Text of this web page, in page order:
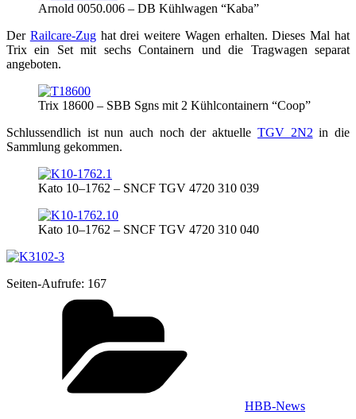
Arnold 0050.006 – DB Kühl­wa­gen “Kaba”
Der Rail­ca­re-Zughat drei wei­te­re Wagen erhal­ten. Die­ses Mal hat
Trix ein Set mit sechs Con­tai­nern und die Trag­wa­gen sepa­rat
angeboten.
Trix 18600 – SBB Sgns mit 2 Kühl­con­tai­nern “Coop”
Schluss­end­lich ist nun auch noch der aktu­el­le TGV 2N2 in die
Samm­lung gekommen.
Kato 10–1762 – SNCF TGV 4720 310 039
Kato 10–1762 – SNCF TGV 4720 310 040
Sei­ten-Auf­ru­fe: 167
HBB-News